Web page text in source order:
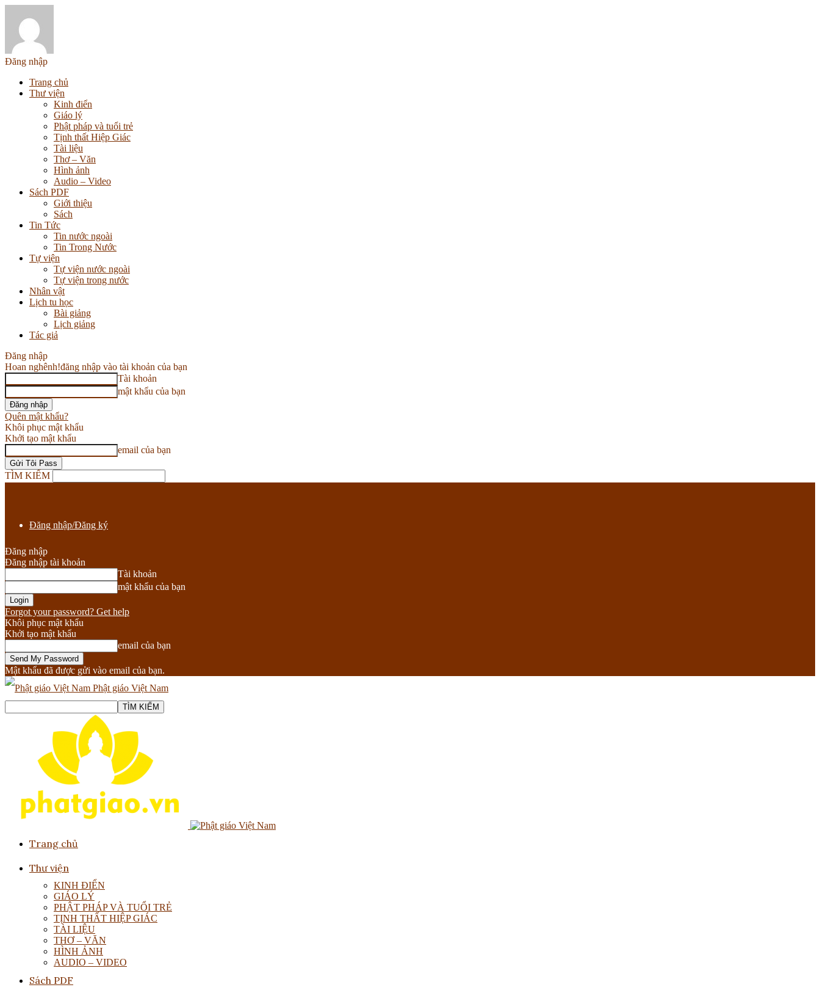
Đăng nhập
Trang chủ
Thư viện
Kinh điển
Giáo lý
Phật pháp và tuổi trẻ
Tịnh thất Hiệp Giác
Tài liệu
Thơ – Văn
Hình ảnh
Audio – Video
Sách PDF
Giới thiệu
Sách
Tin Tức
Tin nước ngoài
Tin Trong Nước
Tự viện
Tự viện nước ngoài
Tự viện trong nước
Nhân vật
Lịch tu học
Bài giảng
Lịch giảng
Tác giả
Đăng nhập
Hoan nghênh!đăng nhập vào tài khoản của bạn
Tài khoản
mật khẩu của bạn
Quên mật khẩu?
Khôi phục mật khẩu
Khởi tạo mật khẩu
email của bạn
TÌM KIẾM
Đăng nhập/Đăng ký
Đăng nhập
Đăng nhập tài khoản
Tài khoản
mật khẩu của bạn
Forgot your password? Get help
Khôi phục mật khẩu
Khởi tạo mật khẩu
email của bạn
Mật khẩu đã được gửi vào email của bạn.
Phật giáo Việt Nam
Trang chủ
Thư viện
KINH ĐIỂN
GIÁO LÝ
PHẬT PHÁP VÀ TUỔI TRẺ
TỊNH THẤT HIỆP GIÁC
TÀI LIỆU
THƠ – VĂN
HÌNH ẢNH
AUDIO – VIDEO
Sách PDF